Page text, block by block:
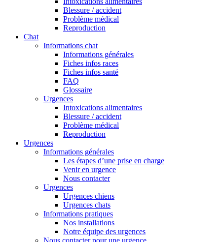
Blessure / accident
Problème médical
Reproduction
Chat
Informations chat
Informations générales
Fiches infos races
Fiches infos santé
FAQ
Glossaire
Urgences
Intoxications alimentaires
Blessure / accident
Problème médical
Reproduction
Urgences
Informations générales
Les étapes d’une prise en charge
Venir en urgence
Nous contacter
Urgences
Urgences chiens
Urgences chats
Informations pratiques
Nos installations
Notre équipe des urgences
Nous contacter pour une urgence